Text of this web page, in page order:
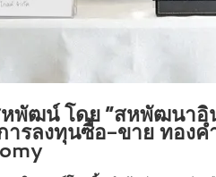
หพัฒน์ โดย “สหพัฒนาอิ
รลงทุนซื้อ-ขาย ทอง